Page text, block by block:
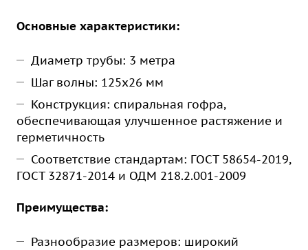
Основные характеристики:
Диаметр трубы: 3 метра
Шаг волны: 125х26 мм
Конструкция: спиральная гофра,
обеспечивающая улучшенное растяжение и
герметичность
Соответствие стандартам: ГОСТ 58654-2019,
ГОСТ 32871-2014 и ОДМ 218.2.001-2009
Преимущества:
Разнообразие размеров: широкий